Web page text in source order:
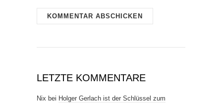
LETZTE KOMMENTARE
Nix bei Holger Gerlach ist der Schlüssel zum